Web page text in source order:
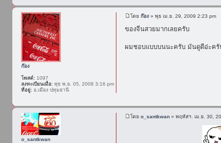
โดยก๊อง » พุธ เม.ย. 29, 2009 2:23 pm
ของจีนสวยมากเลยครับ
ผมชอบแบบบนนะครับ มันดูดีอ่ะครั
ก๊อง
โพสต์: 1097
ลงทะเบียนเมื่อ: พุธ พ.ย. 05, 2008 3:16 pm
ที่อยู่: อ.เมือง ปทุมธานี
โดยo_santkwan » พฤหัสฯ. เม.ย. 30,
o_santkwan